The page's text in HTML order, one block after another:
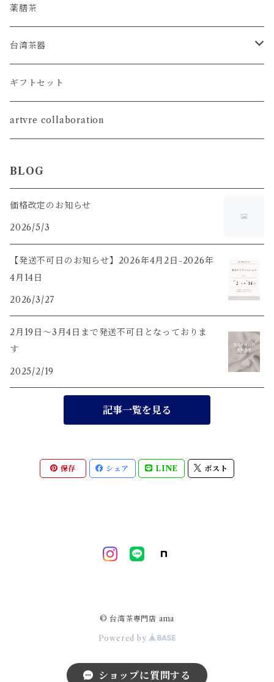
薬膳茶
台湾茶器
SET
茶壺
茶荷
茶通・茶匙・茶挟・茶則
水出しボトル
ギフトセット
artvre collaboration
BLOG
価格改定のお知らせ
2026/5/3
【発送不可日のお知らせ】2026年4月2日-2026年
4月14日
2026/3/27
2月19日〜3月4日まで発送不可日となっておりま
す
2025/2/19
記事一覧を見る
保存 シェア LINE ポスト
© 台湾茶専門店 ama
Powered by
ショップに質問する